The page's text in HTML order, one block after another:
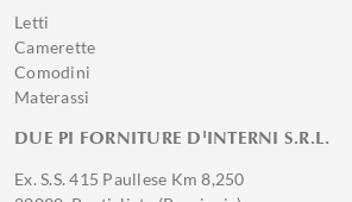
Letti
Camerette
Comodini
Materassi
DUE PI FORNITURE D'INTERNI S.R.L.
Ex. S.S. 415 Paullese Km 8,250